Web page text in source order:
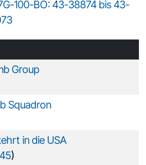
100-BO: 43-38874 bis 43-
Group
Squadron
in die USA
)